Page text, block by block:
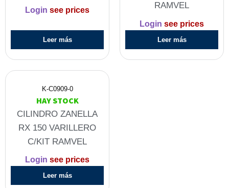
Login see prices
Leer más
RAMVEL
Login see prices
Leer más
K-C0909-0
HAY STOCK
CILINDRO ZANELLA
RX 150 VARILLERO
C/KIT RAMVEL
Login see prices
Leer más